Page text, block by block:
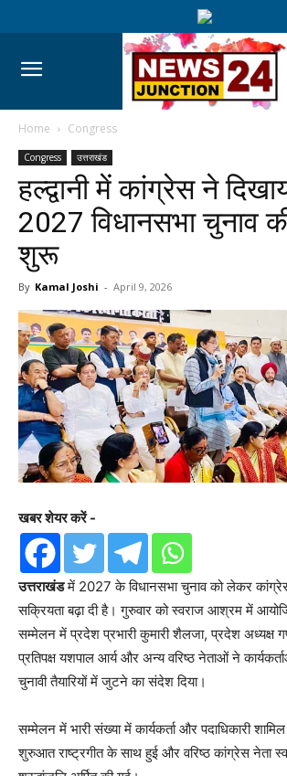
Home Congress
Congress उत्तराखंड
हल्द्वानी में कांग्रेस ने
2027 विधानसभा चुनाव
शुरू
By Kamal Joshi - April 9, 2026
खबर शेयर करें -
उत्तराखंडमें 2027 के विधानसभा चुनाव को लेकर कांग्रेस
सक्रियता बढ़ा दी है। गुरुवार को स्वराज आश्रम में
सम्मेलन में प्रदेश प्रभारी कुमारी शैलजा, प्रदेश अध्यक्ष
प्रतिपक्ष यशपाल आर्य और अन्य वरिष्ठ नेताओं ने
चुनावी तैयारियों में जुटने का संदेश दिया।
सम्मेलन में भारी संख्या में कार्यकर्ता और पदाधिकारी
शुरुआत राष्ट्रगीत के साथ हुई और वरिष्ठ कांग्रेस नेता